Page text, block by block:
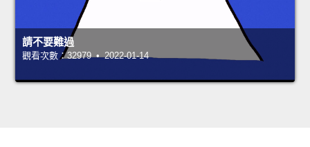
請不要難過
觀看次數：32979 • 2022-01-14